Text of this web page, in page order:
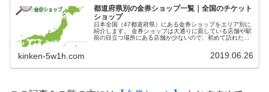
都道府県別の金券ショップ一覧｜全国のチケット
ショップ
日本全国（47都道府県）にある金券ショップをエリア別に
紹介します。 金券ショップは大通りに面している店舗や駅
前の目立つ場所にある店舗が少ないので、初めて訪れた街
ージでは地方別・都道府県別に金券ショップの情報をまと
kinken-5w1h.com 2019.06.26